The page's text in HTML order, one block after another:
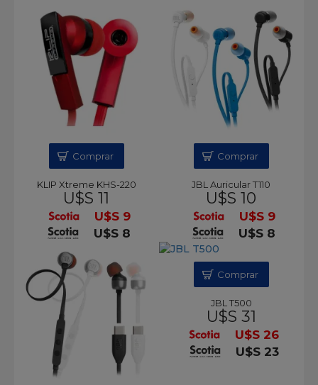
KLIP Xtreme KHS-220
U$S 11
U$S 9
U$S 8
Comprar
JBL Auricular T110
U$S 10
U$S 9
U$S 8
Comprar
JBL T500
U$S 31
U$S 26
U$S 23
Comprar